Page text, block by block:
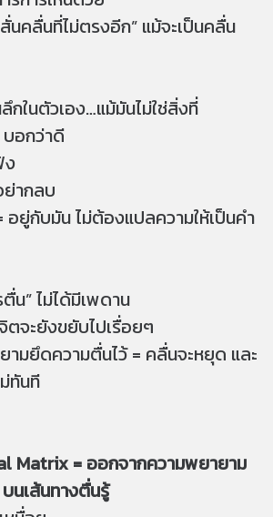
คลื่นที่ไม่ตรงอีก” แม้จะเป็นคลื่น
ในตัวเอง…แม้มันไม่ใช่สิ่งที่
อกว่าดี
ง
ากลบ
ยู่กับมัน ไม่ต้องแปลความให้เป็นคำ
น” ไม่ได้มีเพดาน
จะยังขยับไปเรื่อยๆ
มยึดความตื่นไว้ = คลื่นจะหยุด และ
ทันที
Matrix = ออกจากความพยายาม
บนเส้นทางตื่นรู้